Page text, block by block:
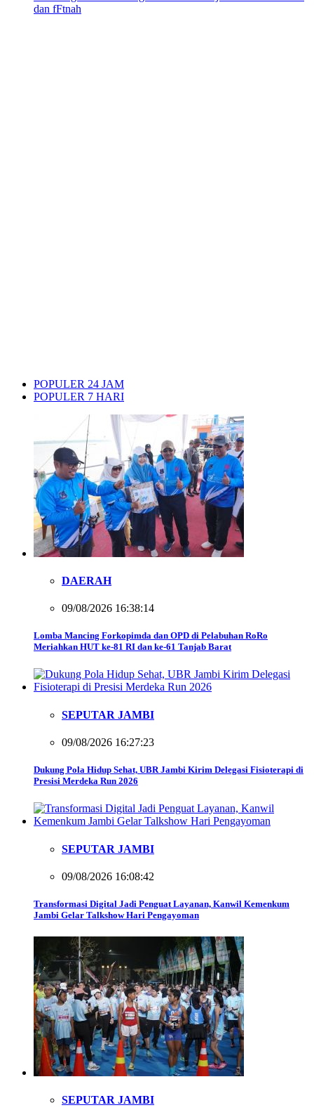
dan fFtnah
POPULER 24 JAM
POPULER 7 HARI
DAERAH
09/08/2026 16:38:14
Lomba Mancing Forkopimda dan OPD di Pelabuhan RoRo
Meriahkan HUT ke-81 RI dan ke-61 Tanjab Barat
SEPUTAR JAMBI
09/08/2026 16:27:23
Dukung Pola Hidup Sehat, UBR Jambi Kirim Delegasi Fisioterapi di
Presisi Merdeka Run 2026
SEPUTAR JAMBI
09/08/2026 16:08:42
Transformasi Digital Jadi Penguat Layanan, Kanwil Kemenkum
Jambi Gelar Talkshow Hari Pengayoman
SEPUTAR JAMBI